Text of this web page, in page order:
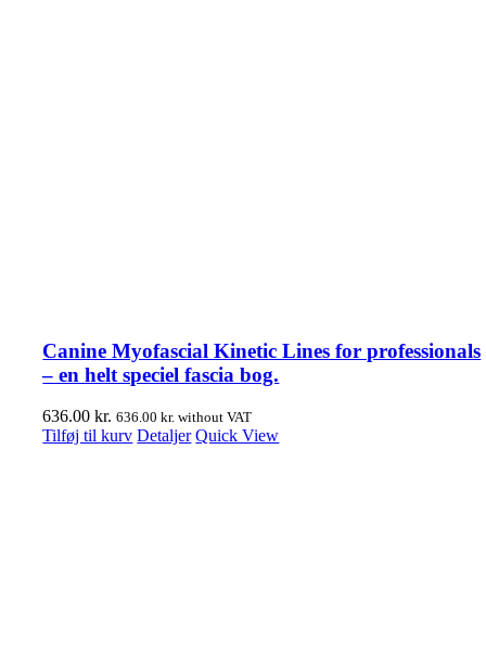
Canine Myofascial Kinetic Lines for professionals
– en helt speciel fascia bog.
636.00kr. 636.00kr. without VAT
Tilføj til kurv Detaljer Quick View